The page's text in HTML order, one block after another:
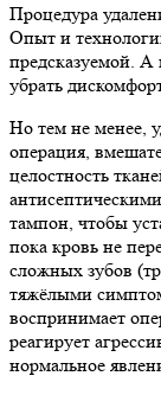
Процедура
Опыт и
предсказуемой. А
убрать
Но тем не менее,
операция,
целостность
тампон, чтобы
пока кровь не
сложных зубов
тяжёлыми
воспринимает
реагирует
нормальное